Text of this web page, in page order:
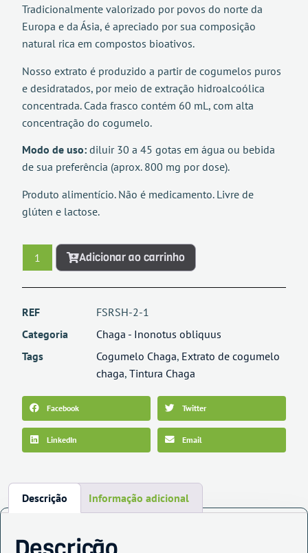
Tradicionalmente valorizado por povos do norte da
Europa e da Ásia, é apreciado por sua composição
natural rica em compostos bioativos.
Nosso extrato é produzido a partir de cogumelos puros
e desidratados, por meio de extração hidroalcoólica
concentrada. Cada frasco contém 60 mL, com alta
concentração do cogumelo.
Modo de uso: diluir 30 a 45 gotas em água ou bebida
de sua preferência (aprox. 800 mg por dose).
Produto alimentício. Não é medicamento. Livre de
glúten e lactose.
Adicionar ao carrinho
REF
FSRSH-2-1
Categoria
Chaga - Inonotus obliquus
Tags
Cogumelo Chaga, Extrato de cogumelo
chaga, Tintura Chaga
Facebook Twitter
LinkedIn Email
Descrição Informação adicional